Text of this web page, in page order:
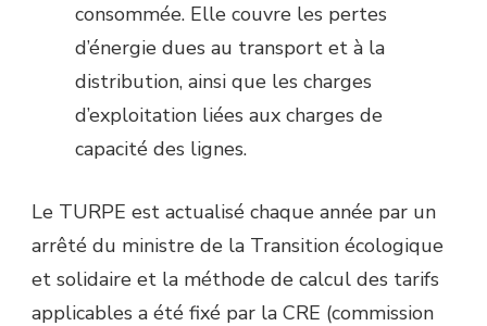
consommée. Elle couvre les pertes
d’énergie dues au transport et à la
distribution, ainsi que les charges
d’exploitation liées aux charges de
capacité des lignes.
Le TURPE est actualisé chaque année par un
arrêté du ministre de la Transition écologique
et solidaire et la méthode de calcul des tarifs
applicables a été fixé par la CRE (commission